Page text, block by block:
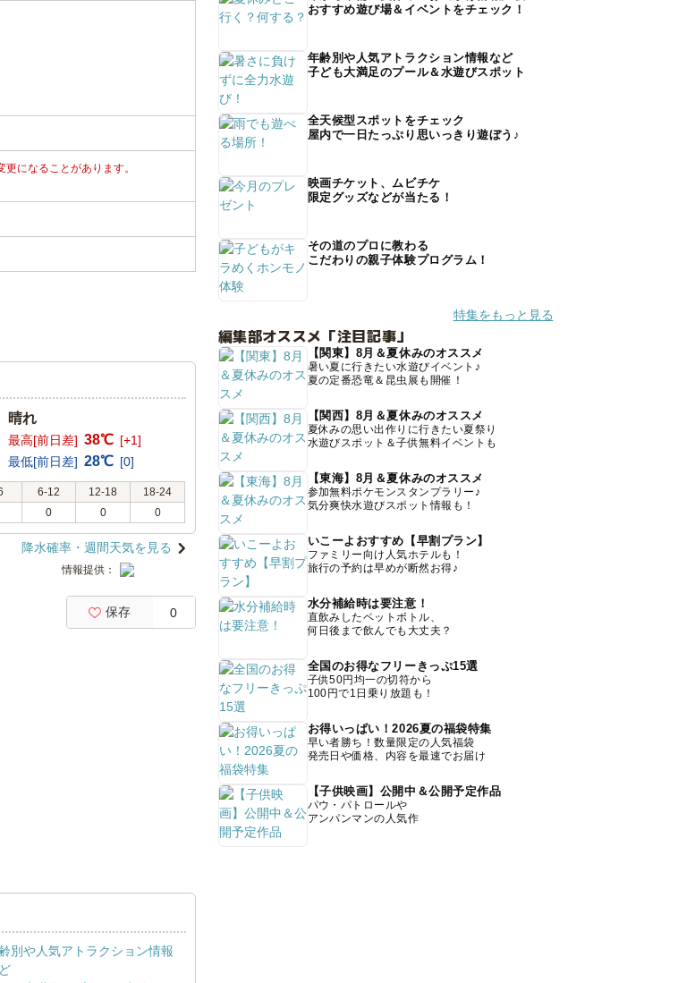
になることがあります。
晴れ
最高[前日差] 38℃ [+1]
最低[前日差] 28℃ [0]
6-12 12-18
18-24
0 0 0
降水確率・週間天気を見る
情報提供：
保存 0
別や人気アトラクション情報
おすすめ遊び場＆イベントをチェック！
年齢別や人気アトラクション情報など
子ども大満足のプール＆水遊びスポット
全天候型スポットをチェック
屋内で一日たっぷり思いっきり遊ぼう♪
映画チケット、ムビチケ
限定グッズなどが当たる！
その道のプロに教わる
こだわりの親子体験プログラム！
特集をもっと見る
編集部オススメ「注目記事」
【関東】8月＆夏休みのオススメ
暑い夏に行きたい水遊びイベント♪
夏の定番恐竜＆昆虫展も開催！
【関西】8月＆夏休みのオススメ
夏休みの思い出作りに行きたい夏祭り
水遊びスポット＆子供無料イベントも
【東海】8月＆夏休みのオススメ
参加無料ポケモンスタンプラリー♪
気分爽快水遊びスポット情報も！
いこーよおすすめ【早割プラン】
ファミリー向け人気ホテルも！
旅行の予約は早めが断然お得♪
水分補給時は要注意！
直飲みしたペットボトル、
何日後まで飲んでも大丈夫？
全国のお得なフリーきっぷ15選
子供50円均一の切符から
100円で1日乗り放題も！
お得いっぱい！2026夏の福袋特集
早い者勝ち！数量限定の人気福袋
発売日や価格、内容を最速でお届け
【子供映画】公開中＆公開予定作品
パウ・パトロールや
アンパンマンの人気作